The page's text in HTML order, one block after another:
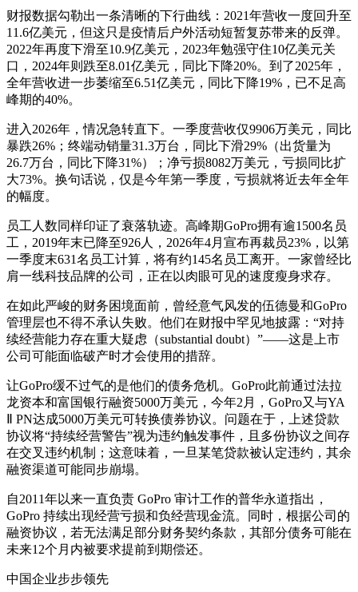
财报数据勾勒出一条清晰的下行曲线：2021年营收一度回升至
11.6亿美元，但这只是疫情后户外活动短暂复苏带来的反弹。
2022年再度下滑至10.9亿美元，2023年勉强守住10亿美元关
口，2024年则跌至8.01亿美元，同比下降20%。到了2025年，
全年营收进一步萎缩至6.51亿美元，同比下降19%，已不足高
峰期的40%。
进入2026年，情况急转直下。一季度营收仅9906万美元，同比
暴跌26%；终端动销量31.3万台，同比下滑29%（出货量为
26.7万台，同比下降31%）；净亏损8082万美元，亏损同比扩
大73%。换句话说，仅是今年第一季度，亏损就将近去年全年
的幅度。
员工人数同样印证了衰落轨迹。高峰期GoPro拥有逾1500名员
工，2019年末已降至926人，2026年4月宣布再裁员23%，以第
一季度末631名员工计算，将有约145名员工离开。一家曾经比
肩一线科技品牌的公司，正在以肉眼可见的速度瘦身求存。
在如此严峻的财务困境面前，曾经意气风发的伍德曼和GoPro
管理层也不得不承认失败。他们在财报中罕见地披露：“对持
续经营能力存在重大疑虑（substantial doubt）”——这是上市
公司可能面临破产时才会使用的措辞。
让GoPro缓不过气的是他们的债务危机。GoPro此前通过法拉
龙资本和富国银行融资5000万美元，今年2月，GoPro又与YA
Ⅱ PN达成5000万美元可转换债券协议。问题在于，上述贷款
协议将“持续经营警告”视为违约触发事件，且多份协议之间存
在交叉违约机制；这意味着，一旦某笔贷款被认定违约，其余
融资渠道可能同步崩塌。
自2011年以来一直负责 GoPro 审计工作的普华永道指出，
GoPro 持续出现经营亏损和负经营现金流。同时，根据公司的
融资协议，若无法满足部分财务契约条款，其部分债务可能在
未来12个月内被要求提前到期偿还。
中国企业步步领先